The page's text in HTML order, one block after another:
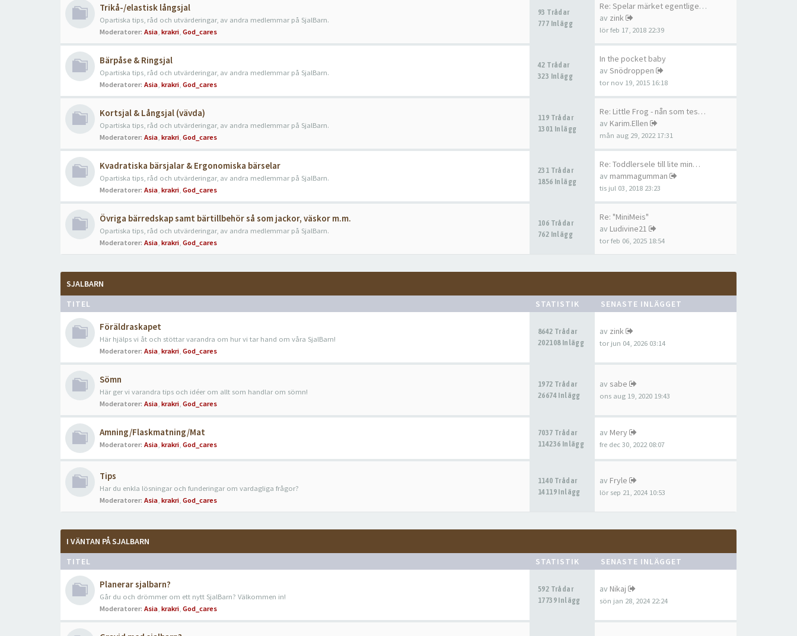
Trikå-/elastisk långsjal
Opartiska tips, råd och utvärderingar, av andra medlemmar på SjalBarn.
Moderatorer: Asia, krakri, God_cares
93 Trådar
777 Inlägg
Re: Spelar märket egentligen …
av zink
lör feb 17, 2018 22:39
Bärpåse & Ringsjal
Opartiska tips, råd och utvärderingar, av andra medlemmar på SjalBarn.
Moderatorer: Asia, krakri, God_cares
42 Trådar
323 Inlägg
In the pocket baby
av Snödroppen
tor nov 19, 2015 16:18
Kortsjal & Långsjal (vävda)
Opartiska tips, råd och utvärderingar, av andra medlemmar på SjalBarn.
Moderatorer: Asia, krakri, God_cares
119 Trådar
1301 Inlägg
Re: Little Frog - nån som tes…
av Karim.Ellen
mån aug 29, 2022 17:31
Kvadratiska bärsjalar & Ergonomiska bärselar
Opartiska tips, råd och utvärderingar, av andra medlemmar på SjalBarn.
Moderatorer: Asia, krakri, God_cares
231 Trådar
1856 Inlägg
Re: Toddlersele till lite min…
av mammagumman
tis jul 03, 2018 23:23
Övriga bärredskap samt bärtillbehör så som jackor, väskor m.m.
Opartiska tips, råd och utvärderingar, av andra medlemmar på SjalBarn.
Moderatorer: Asia, krakri, God_cares
106 Trådar
762 Inlägg
Re: "MiniMeis"
av Ludivine21
tor feb 06, 2025 18:54
SJALBARN
TITEL
STATISTIK SENASTE INLÄGGET
Föräldraskapet
Här hjälps vi åt och stöttar varandra om hur vi tar hand om våra SjalBarn!
Moderatorer: Asia, krakri, God_cares
8642 Trådar
202108 Inlägg
av zink
tor jun 04, 2026 03:14
Sömn
Här ger vi varandra tips och idéer om allt som handlar om sömn!
Moderatorer: Asia, krakri, God_cares
1972 Trådar
26674 Inlägg
av sabe
ons aug 19, 2020 19:43
Amning/Flaskmatning/Mat
Moderatorer: Asia, krakri, God_cares
7037 Trådar
114236 Inlägg
av Mery
fre dec 30, 2022 08:07
Tips
Har du enkla lösningar och funderingar om vardagliga frågor?
Moderatorer: Asia, krakri, God_cares
1140 Trådar
14119 Inlägg
av Fryle
lör sep 21, 2024 10:53
I VÄNTAN PÅ SJALBARN
TITEL
STATISTIK SENASTE INLÄGGET
Planerar sjalbarn?
Går du och drömmer om ett nytt SjalBarn? Välkommen in!
Moderatorer: Asia, krakri, God_cares
592 Trådar
17739 Inlägg
av Nikaj
sön jan 28, 2024 22:24